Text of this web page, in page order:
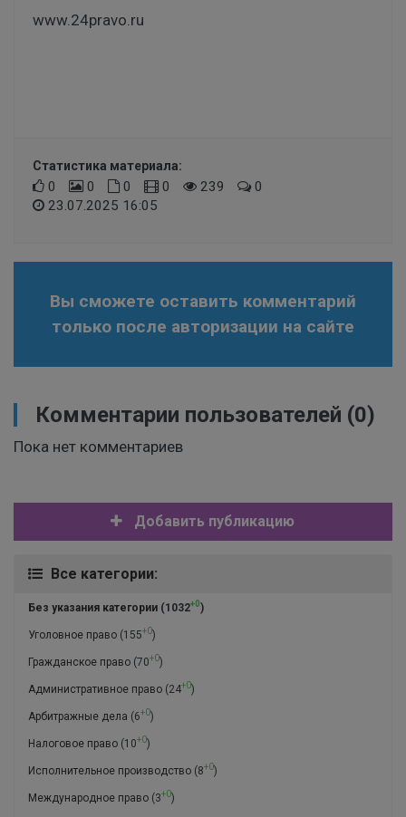
www.24pravo.ru
Статистика материала:
0 0 0 0 239
0
23.07.2025 16:05
Вы сможете оставить комментарий
только после авторизации на сайте
Комментарии пользователей (0)
Пока нет комментариев
Добавить публикацию
Все категории:
Без указания категории (1032+0)
Уголовное право (155+0)
Гражданское право (70+0)
Административное право (24+0)
Арбитражные дела (6+0)
Налоговое право (10+0)
Исполнительное производство (8+0)
Международное право (3+0)